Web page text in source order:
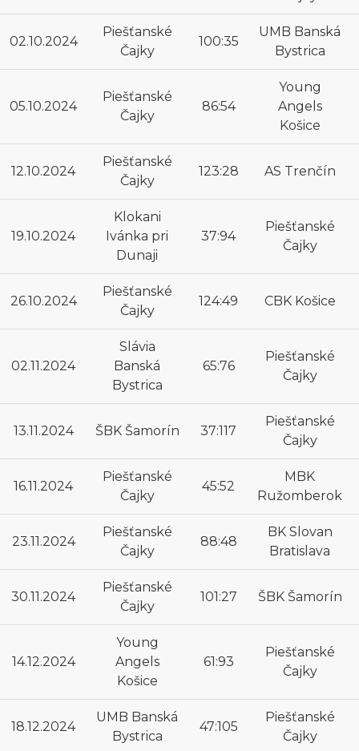
02.10.2024
Piešťanské
Čajky
100:35
UMB Banská
Bystrica
05.10.2024
Piešťanské
Čajky
86:54
Young
Angels
Košice
12.10.2024
Piešťanské
Čajky
123:28 AS Trenčín
19.10.2024
Klokani
Ivánka pri
Dunaji
37:94
Piešťanské
Čajky
26.10.2024
Piešťanské
Čajky
124:49 CBK Košice
02.11.2024
Slávia
Banská
Bystrica
65:76
Piešťanské
Čajky
13.11.2024 ŠBK Šamorín 37:117
Piešťanské
Čajky
16.11.2024
Piešťanské
Čajky
45:52
MBK
Ružomberok
23.11.2024
Piešťanské
Čajky
88:48
BK Slovan
Bratislava
30.11.2024
Piešťanské
Čajky
101:27 ŠBK Šamorín
14.12.2024
Young
Angels
Košice
61:93
Piešťanské
Čajky
18.12.2024
UMB Banská
Bystrica
47:105
Piešťanské
Čajky